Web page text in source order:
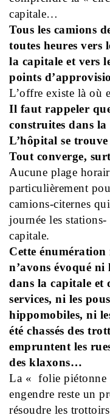
capitale…
Tous les camions
toutes heures vers
la capitale et vers
points
L’offre existe là où
Il faut rappeler
construites dans
L’hôpital se
Tout converge,
Aucune plage
particulièrement
camions-citernes
journée les
capitale.
Cette énumération
n’avons évoqué
dans la capitale et
services, ni les
hippomobiles, ni
été chassés des
empruntent les
des klaxons…
La « folie piétonne
engendre reste un
résoudre les